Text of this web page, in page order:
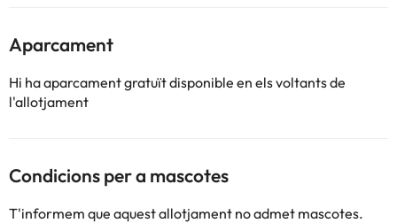
Aparcament
Hi ha aparcament gratuït disponible en els voltants de
l'allotjament
Condicions per a mascotes
T'informem que aquest allotjament no admet mascotes.